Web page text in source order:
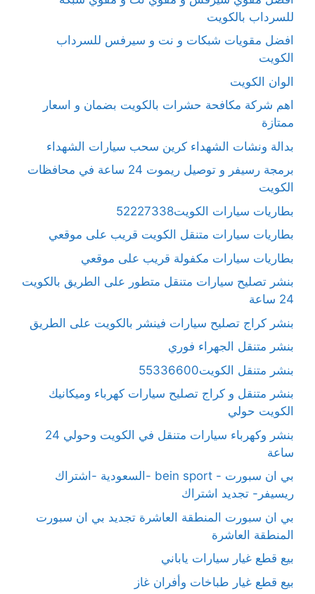
للسرداب بالكويت
افضل مقويات شبكات و نت و سيرفس للسرداب
الكويت
الوان الكويت
اهم شركة مكافحة حشرات بالكويت بضمان و اسعار
ممتازة
بدالة ونشات الشهداء كرين سحب سيارات الشهداء
برمجة رسيفر و توصيل ريموت 24 ساعة في محافظات
الكويت
بطاريات سيارات الكويت52227338
بطاريات سيارات متنقل الكويت قريب على موقعي
بطاريات سيارات مكفولة قريب على موقعي
بنشر تصليح سيارات متنقل متطور على الطريق بالكويت
24 ساعة
بنشر كراج تصليح سيارات فينشر بالكويت على الطريق
بنشر متنقل الجهراء فوري
بنشر متنقل الكويت55336600
بنشر متنقل و كراج تصليح سيارات كهرباء وميكانيك
الكويت حولي
بنشر وكهرباء سيارات متنقل في الكويت وحولي 24
ساعة
بي ان سبورت - bein sport -السعودية -اشتراك
ريسيفر- تجديد اشتراك
بي ان سبورت المنطقة العاشرة تجديد بي ان سبورت
المنطقة العاشرة
بيع قطع غيار سيارات ياباني
بيع قطع غيار طباخات وأفران غاز